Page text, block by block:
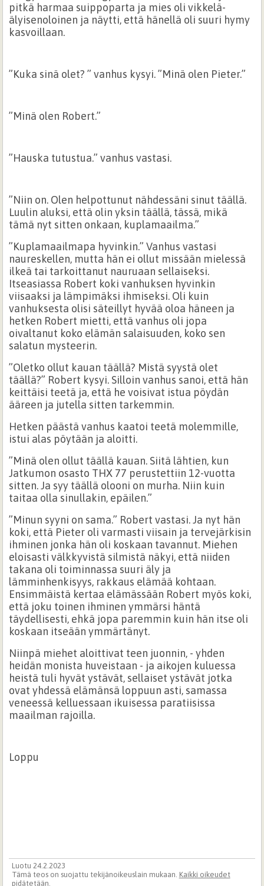
pitkä harmaa suippoparta ja mies oli vikkelä-
älyisenoloinen ja näytti, että hänellä oli suuri hymy
kasvoillaan.
”Kuka sinä olet? ” vanhus kysyi. ”Minä olen Pieter.”
”Minä olen Robert.”
”Hauska tutustua.” vanhus vastasi.
”Niin on. Olen helpottunut nähdessäni sinut täällä.
Luulin aluksi, että olin yksin täällä, tässä, mikä
tämä nyt sitten onkaan, kuplamaailma.”
”Kuplamaailmapa hyvinkin.” Vanhus vastasi
naureskellen, mutta hän ei ollut missään mielessä
ilkeä tai tarkoittanut nauruaan sellaiseksi.
Itseasiassa Robert koki vanhuksen hyvinkin
viisaaksi ja lämpimäksi ihmiseksi. Oli kuin
vanhuksesta olisi säteillyt hyvää oloa häneen ja
hetken Robert mietti, että vanhus oli jopa
oivaltanut koko elämän salaisuuden, koko sen
salatun mysteerin.
”Oletko ollut kauan täällä? Mistä syystä olet
täällä?” Robert kysyi. Silloin vanhus sanoi, että hän
keittäisi teetä ja, että he voisivat istua pöydän
ääreen ja jutella sitten tarkemmin.
Hetken päästä vanhus kaatoi teetä molemmille,
istui alas pöytään ja aloitti.
”Minä olen ollut täällä kauan. Siitä lähtien, kun
Jatkumon osasto THX 77 perustettiin 12-vuotta
sitten. Ja syy täällä olooni on murha. Niin kuin
taitaa olla sinullakin, epäilen.”
”Minun syyni on sama.” Robert vastasi. Ja nyt hän
koki, että Pieter oli varmasti viisain ja tervejärkisin
ihminen jonka hän oli koskaan tavannut. Miehen
eloisasti välkkyvistä silmistä näkyi, että niiden
takana oli toiminnassa suuri äly ja
lämminhenkisyys, rakkaus elämää kohtaan.
Ensimmäistä kertaa elämässään Robert myös koki,
että joku toinen ihminen ymmärsi häntä
täydellisesti, ehkä jopa paremmin kuin hän itse oli
koskaan itseään ymmärtänyt.
Niinpä miehet aloittivat teen juonnin, - yhden
heidän monista huveistaan - ja aikojen kuluessa
heistä tuli hyvät ystävät, sellaiset ystävät jotka
ovat yhdessä elämänsä loppuun asti, samassa
veneessä kelluessaan ikuisessa paratiisissa
maailman rajoilla.
Loppu
Luotu 24.2.2023
Tämä teos on suojattu tekijänoikeuslain mukaan. Kaikki oikeudet
pidätetään.